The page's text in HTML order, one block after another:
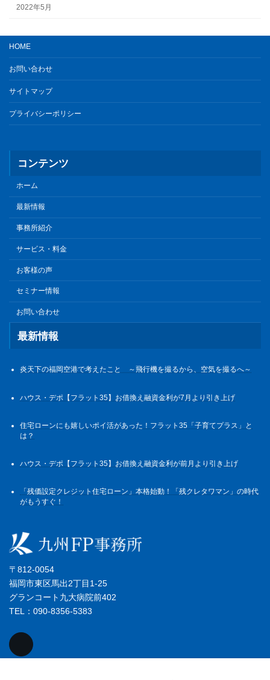
2022年5月
HOME
お問い合わせ
サイトマップ
プライバシーポリシー
コンテンツ
ホーム
最新情報
事務所紹介
サービス・料金
お客様の声
セミナー情報
お問い合わせ
最新情報
炎天下の福岡空港で考えたこと ～飛行機を撮るから、空気を撮るへ～
ハウス・デポ【フラット35】お借換え融資金利が7月より引き上げ
住宅ローンにも嬉しいポイ活があった！フラット35「子育てプラス」と
は？
ハウス・デポ【フラット35】お借換え融資金利が前月より引き上げ
「残価設定クレジット住宅ローン」本格始動！「残クレタワマン」の時代
がもうすぐ！
〒812-0054
福岡市東区馬出2丁目1-25
グランコート九大病院前402
TEL：090-8356-5383